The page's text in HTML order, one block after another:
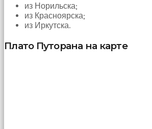
ağzına
dayayıp
susturdum
porno
из Норильска;
из Красноярска;
из Иркутска.
Плато Путорана на карте